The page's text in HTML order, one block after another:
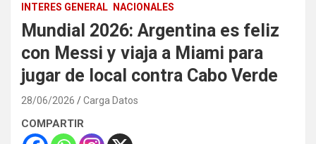
INTERES GENERAL NACIONALES
Mundial 2026: Argentina es feliz
con Messi y viaja a Miami para
jugar de local contra Cabo Verde
28/06/2026 Carga Datos
COMPARTIR